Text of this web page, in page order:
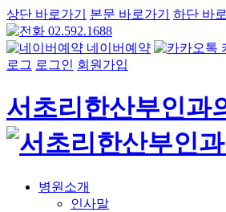
상단 바로가기 본문 바로가기
하단 바
02.592.1688
네이버예약
로그 로그인 회원가입
서초리한산부인과
병원소개
인사말